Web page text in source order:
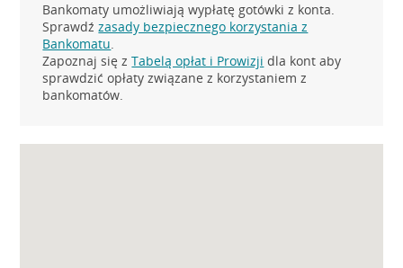
Bankomaty umożliwiają wypłatę gotówki z konta.
Sprawdźzasady bezpiecznego korzystania z
Bankomatu.
Zapoznaj się zTabelą opłat i Prowizji dla kont aby
sprawdzić opłaty związane z korzystaniem z
bankomatów.